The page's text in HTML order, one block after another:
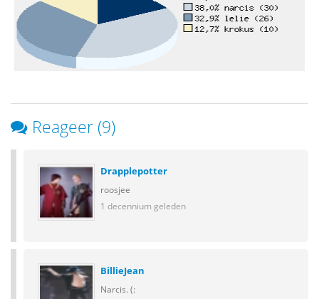
Reageer (9)
Drapplepotter
roosjee
1 decennium geleden
BillieJean
Narcis. (: